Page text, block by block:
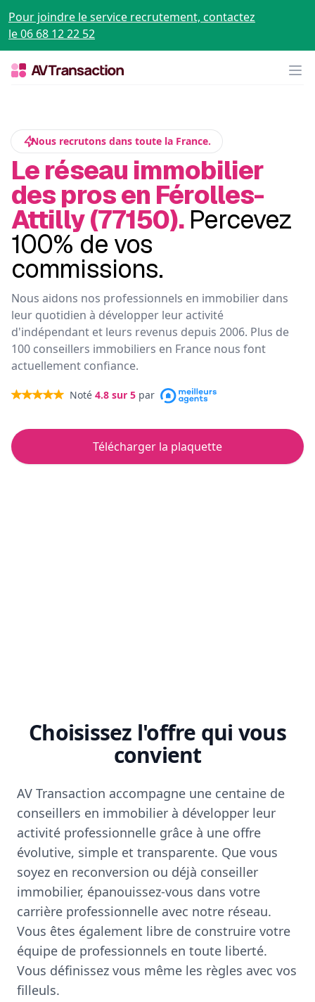
Pour joindre le service recrutement, contactez
le 06 68 12 22 52
Nous recrutons dans toute la France.
Le réseau immobilier
des pros en Férolles-
Attilly (77150). Percevez
100% de vos
commissions.
Nous aidons nos professionnels en immobilier dans
leur quotidien à développer leur activité
d'indépendant et leurs revenus depuis 2006. Plus de
100 conseillers immobiliers en France nous font
actuellement confiance.
Noté 4.8 sur 5 par
Télécharger la plaquette
Choisissez l'offre qui vous
convient
AV Transaction accompagne une centaine de
conseillers en immobilier à développer leur
activité professionnelle grâce à une offre
évolutive, simple et transparente. Que vous
soyez en reconversion ou déjà conseiller
immobilier, épanouissez-vous dans votre
carrière professionnelle avec notre réseau.
Vous êtes également libre de construire votre
équipe de professionnels en toute liberté.
Vous définissez vous même les règles avec vos
filleuls.